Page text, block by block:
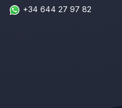
+34 644 27 97 82